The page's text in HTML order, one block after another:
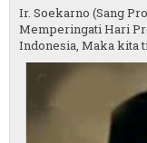
Ir. Soekarno (Sang
Memperingati Hari
Indonesia, Maka kita